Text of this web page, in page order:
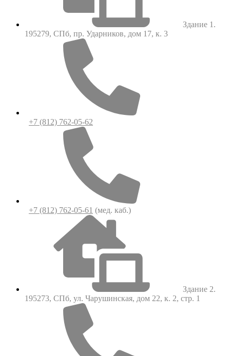
Здание 1.
195279, СПб, пр. Ударников, дом 17, к. 3
+7 (812) 762-05-62
+7 (812) 762-05-61 (мед. каб.)
Здание 2.
195273, СПб, ул. Чарушинская, дом 22, к. 2, стр. 1